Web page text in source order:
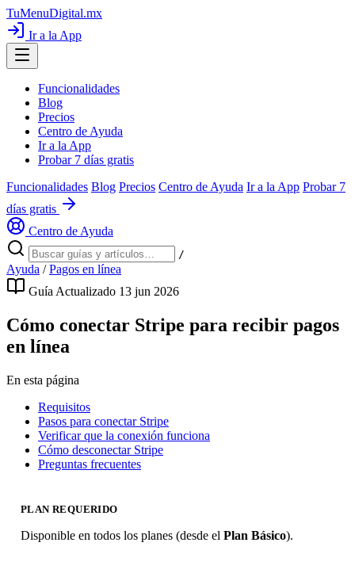
TuMenuDigital.mx
Ir a la App
Funcionalidades
Blog
Precios
Centro de Ayuda
Ir a la App
Probar 7 días gratis
Funcionalidades Blog Precios Centro de Ayuda Ir a la App Probar 7
días gratis
Centro de Ayuda
/
Ayuda / Pagos en línea
Guía Actualizado 13 jun 2026
Cómo conectar Stripe para recibir pagos
en línea
En esta página
Requisitos
Pasos para conectar Stripe
Verificar que la conexión funciona
Cómo desconectar Stripe
Preguntas frecuentes
PLAN REQUERIDO
Disponible en todos los planes (desde el Plan Básico).